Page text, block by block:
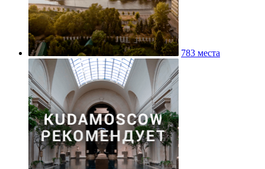
783 места